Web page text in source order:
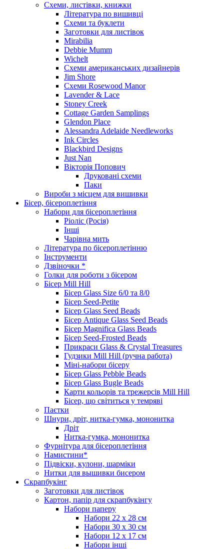
Схеми, листівки, книжки
Література по вишивці
Схеми та буклети
Заготовки для листівок
Mirabilia
Debbie Mumm
Wichelt
Схеми американських дизайнерів
Jim Shore
Cхеми Rosewood Manor
Lavender & Lace
Stoney Creek
Cottage Garden Samplings
Glendon Place
Alessandra Adelaide Needleworks
Ink Circles
Blackbird Designs
Just Nan
Вікторія Попович
Друковані схеми
Паки
Вироби з місцем для вишивки
Бісер, бісероплетіння
Набори для бісероплетіння
Ріоліс (Росія)
Інші
Чарівна мить
Література по бісероплетінню
Інструменти
Дзвіночки *
Голки для роботи з бісером
Бісер Mill Hill
Бісер Glass Size 6/0 та 8/0
Бісер Seed-Petite
Бісер Glass Seed Beads
Бісер Antique Glass Seed Beads
Бісер Magnifica Glass Beads
Бісер Seed-Frosted Beads
Прикраси Glass & Crystal Treasures
Гудзики Mill Hill (ручна работа)
Міні-набори бісеру
Бісер Glass Pebble Beads
Бісер Glass Bugle Beads
Карти кольорів та трежерсів Mill Hill
Бісер, що світиться у темряві
Паєтки
Шнури, дріт, нитка-гумка, мононитка
Дріт
Нитка-гумка, мононитка
Фурнітура для бісероплетіння
Намистини*
Підвіски, кулони, шарміки
Нитки для вышивки бисером
Скрапбукінг
Заготовки для листівок
Картон, папір для скрапбукінгу
Набори паперу
Набори 22 х 28 см
Набори 30 х 30 см
Набори 12 х 17 см
Набори інші